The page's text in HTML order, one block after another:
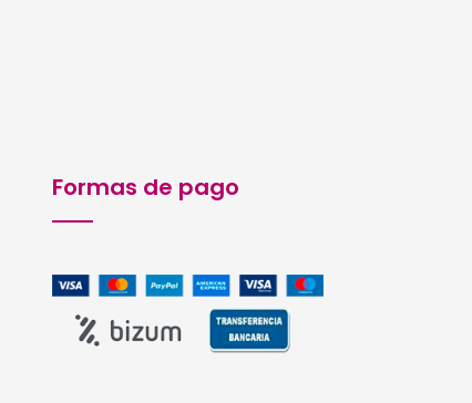
Formas de pago